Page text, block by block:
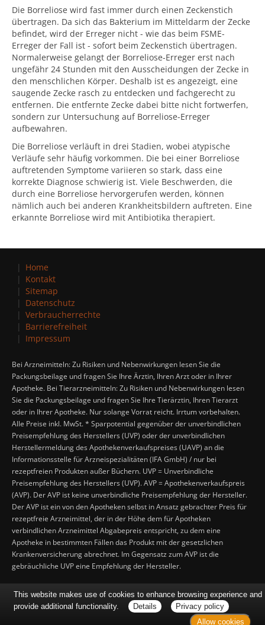
Die Borreliose wird fast immer durch einen Zeckenstich
übertragen. Da sich das Bakterium im Mitteldarm der Zecke
befindet, wird der Erreger nicht - wie das beim FSME-
Erreger der Fall ist - sofort beim Zeckenstich übertragen.
Normalerweise gelangt der Borreliose-Erreger erst nach
ungefähr 24 Stunden mit den Ausscheidungen der Zecke in
den menschlichen Körper. Deshalb ist es angezeigt, eine
saugende Zecke rasch zu entdecken und fachgerecht zu
entfernen. Die entfernte Zecke dabei bitte nicht fortwerfen,
sondern zur Untersuchung auf Borreliose-Erreger
aufbewahren.
Die Borreliose verläuft in drei Stadien, wobei atypische
Verläufe sehr häufig vorkommen. Die bei einer Borreliose
auftretenden Symptome variieren so stark, dass eine
korrekte Diagnose schwierig ist. Viele Beschwerden, die
durch eine Borreliose hervorgerufen werden, können
nämlich auch bei anderen Krankheitsbildern auftreten. Eine
erkannte Borreliose wird mit Antibiotika therapiert.
Home
Kontakt
Sitemap
Datenschutz
Verbraucherrechte
Barrierefreiheit
Impressum
Bei Arzneimitteln: Zu Risiken und Nebenwirkungen lesen Sie die
Packungsbeilage und fragen Sie Ihre Ärztin, Ihren Arzt oder in Ihrer
Apotheke. Bei Tierarzneimitteln: Zu Risiken und Nebenwirkungen lesen
Sie die Packungsbeilage und fragen Sie Ihre Tierärztin, Ihren Tierarzt
oder in Ihrer Apotheke. Nur solange Vorrat reicht. Irrtum vorbehalten.
Alle Preise inkl. MwSt. * Sparpotential gegenüber der unverbindlichen
Preisempfehlung des Herstellers (UVP) oder der unverbindlichen
Herstellermeldung des Apothekenverkaufspreises (UAVP) an die
Informationsstelle für Arzneispezialitäten (IFA GmbH) / nur bei
rezeptfreien Produkten außer Büchern. UVP = Unverbindliche
Preisempfehlung des Herstellers (UVP). AVP = Apothekenverkaufspreis
(AVP). Der AVP ist keine unverbindliche Preisempfehlung der Hersteller.
Der AVP ist ein von den Apotheken selbst in Ansatz gebrachter Preis für
rezeptfreie Arzneimittel, der in der Höhe dem für Apotheken
verbindlichen Arzneimittel Abgabepreis entspricht, zu dem eine
Apotheke in bestimmten Fällen das Produkt mit der gesetzlichen
Krankenversicherung abrechnet. Im Gegensatz zum AVP ist die
gebräuchliche UVP eine Empfehlung der Hersteller.
This website makes use of cookies to enhance browsing experience and
provide additional functionality.
Details
Privacy policy
Allow cookies